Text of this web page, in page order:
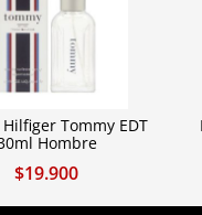
Tommy EDT
Hombre
$19.900